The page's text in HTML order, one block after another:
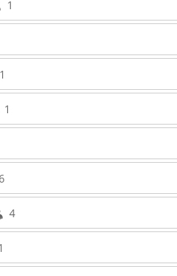
1
1
1
6
4